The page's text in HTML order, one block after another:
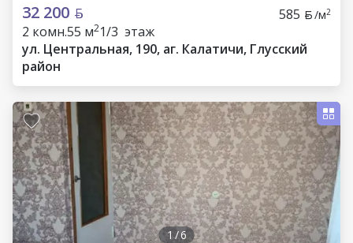
32 200 585 /м2
2 комн.55 м21/3 этаж
ул. Центральная, 190, аг. Калатичи, Глусский
район
1/6